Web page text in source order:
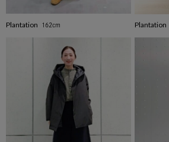
Plantation 162cm Plantation